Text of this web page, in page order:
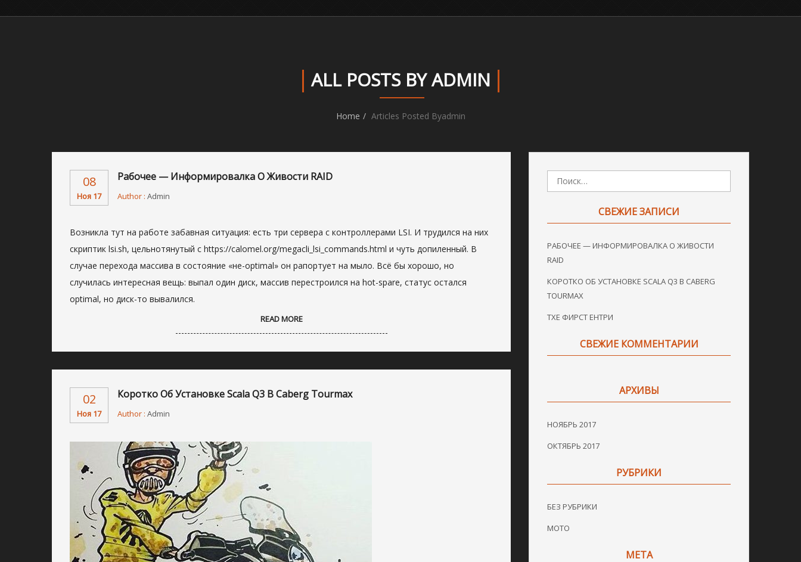
ALL POSTS BY ADMIN
Home Articles Posted Byadmin
08
Ноя 17
Рабочее — Информировалка О Живости RAID
Author : Admin
Возникла тут на работе забавная ситуация: есть три сервера с контроллерами LSI. И трудился на них
скриптик lsi.sh, цельнотянутый с https://calomel.org/megacli_lsi_commands.html и чуть допиленный. В
случае перехода массива в состояние «не-optimal» он рапортует на мыло. Всё бы хорошо, но
случилась интересная вещь: выпал один диск, массив перестроился на hot-spare, статус остался
optimal, но диск-то вывалился.
READ MORE
02
Ноя 17
Коротко Об Установке Scala Q3 В Caberg Tourmax
Author : Admin
СВЕЖИЕ ЗАПИСИ
РАБОЧЕЕ — ИНФОРМИРОВАЛКА О ЖИВОСТИ
RAID
КОРОТКО ОБ УСТАНОВКЕ SCALA Q3 В CABERG
TOURMAX
ТХЕ ФИРСТ ЕНТРИ
СВЕЖИЕ КОММЕНТАРИИ
АРХИВЫ
НОЯБРЬ 2017
ОКТЯБРЬ 2017
РУБРИКИ
БЕЗ РУБРИКИ
МОТО
МЕТА